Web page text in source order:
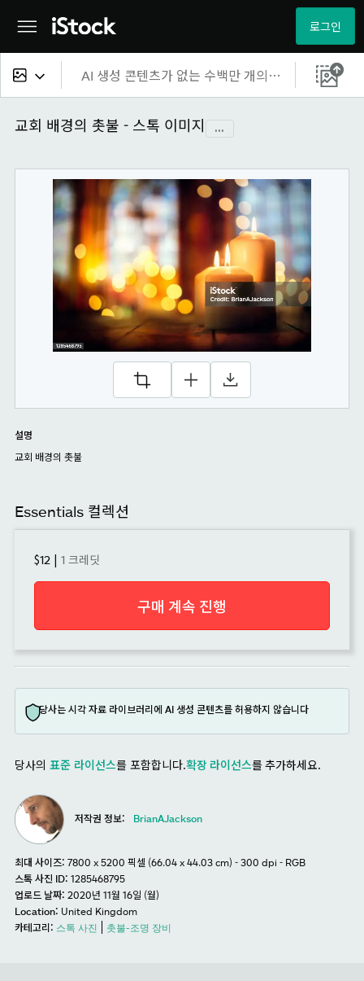
로그인
모든 콘텐츠
사진
일러스트
벡터
비디오
교회 배경의 촛불 - 스톡 이미지 ...
설명
교회 배경의 촛불
Essentials 컬렉션
$12 | 1 크레딧
구매 계속 진행
당사는 시각 자료 라이브러리에 AI 생성 콘텐츠를 허용하지 않습니다
당사의 표준 라이선스를 포함합니다.확장 라이선스를 추가하세요.
저작권 정보: BrianAJackson
최대 사이즈: 7800 x 5200 픽셀 (66.04 x 44.03 cm) - 300 dpi - RGB
스톡 사진 ID: 1285468795
업로드 날짜: 2020년 11월 16일 (월)
Location: United Kingdom
카테고리: 스톡 사진 촛불-조명 장비